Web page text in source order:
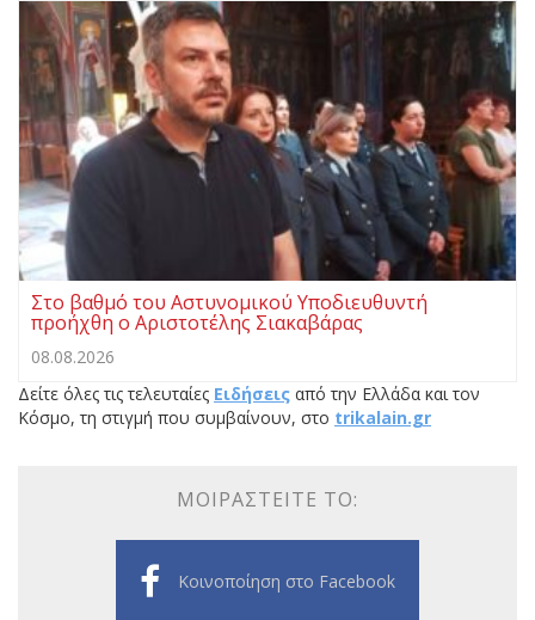
Στο βαθμό του Αστυνομικού Υποδιευθυντή
προήχθη ο Αριστοτέλης Σιακαβάρας
08.08.2026
Δείτε όλες τις τελευταίες Ειδήσεις από την Ελλάδα και τον
Κόσμο, τη στιγμή που συμβαίνουν, στο trikalain.gr
ΜΟΙΡΑΣΤΕΊΤΕ ΤΟ:
Κοινοποίηση στο Facebook